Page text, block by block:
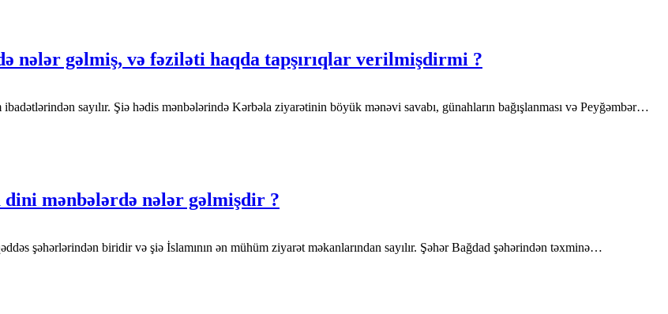
nələr gəlmiş, və fəziləti haqda tapşırıqlar verilmişdirmi ?
sayılır. Şiə hədis mənbələrində Kərbəla ziyarətinin böyük mənəvi savabı, günahların bağışlanması və Peyğəmbər…
mənbələrdə nələr gəlmişdir ?
şəhərlərindən biridir və şiə İslamının ən mühüm ziyarət məkanlarından sayılır. Şəhər Bağdad şəhərindən təxminə…